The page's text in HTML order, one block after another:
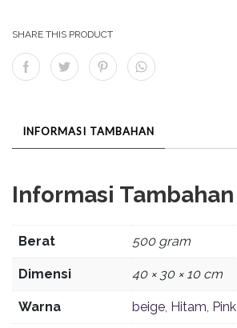
SHARE THIS PRODUCT
INFORMASI TAMBAHAN
Informasi Tambahan
Berat 500 gram
Dimensi 40 × 30 × 10 cm
Warna beige, Hitam, Pink